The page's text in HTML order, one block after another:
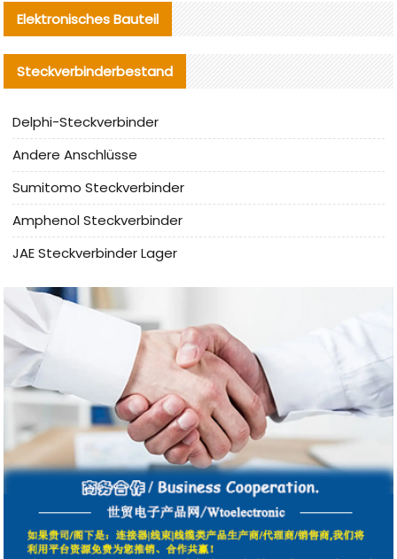
Elektronisches Bauteil
Steckverbinderbestand
Delphi-Steckverbinder
Andere Anschlüsse
Sumitomo Steckverbinder
Amphenol Steckverbinder
JAE Steckverbinder Lager